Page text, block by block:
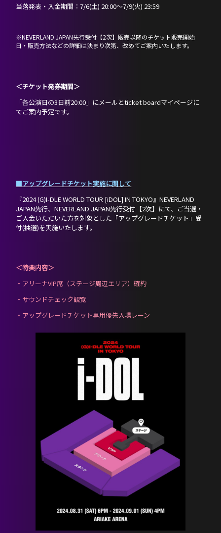
当落発表・入金期間：7/6(土) 20:00～7/9(火) 23:59
※NEVERLAND JAPAN先行受付【2次】販売以降のチケット販売開始
日・販売方法などの詳細は決まり次第、改めてご案内いたします。
＜チケット発券期間＞
「各公演日の3日前20:00」にメールとticket boardマイページに
てご案内予定です。
■アップグレードチケット実施に関して
『2024 (G)I-DLE WORLD TOUR [iDOL] IN TOKYO』NEVERLAND
JAPAN先行、NEVERLAND JAPAN先行受付【2次】にて、ご当選・
ご入金いただいた方を対象とした「アップグレードチケット」受
付(抽選)を実施いたします。
＜特典内容＞
・アリーナVIP席（ステージ周辺エリア）確約
・サウンドチェック観覧
・アップグレードチケット専用優先入場レーン